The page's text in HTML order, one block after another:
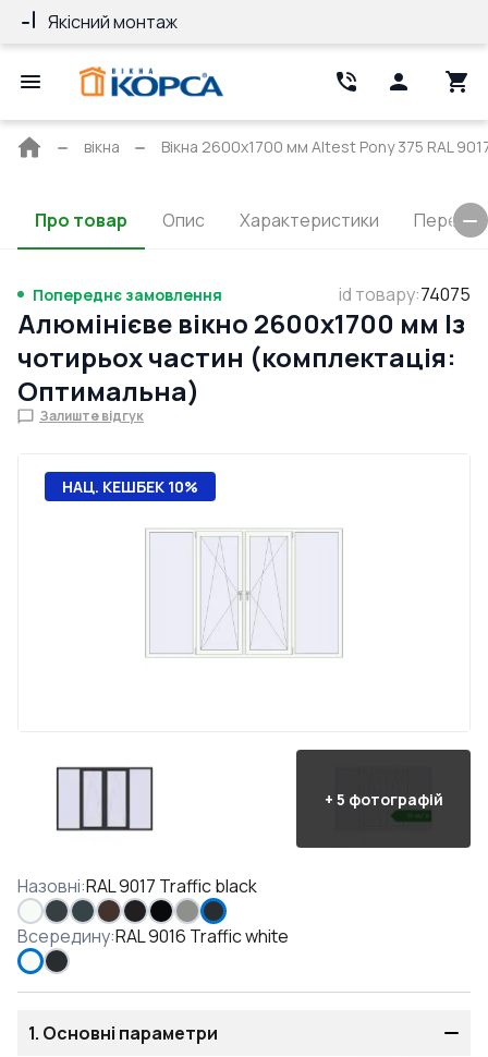
Якісний монтаж
Головна
вікна Вікна 2600x1700 мм Altest Pony 375 RAL
Про товар Опис Характеристики
Попереднє замовлення id товару:74075
Алюмінієве вікно 2600x1700 мм Із
чотирьох частин (комплектація:
Оптимальна)
Залиште відгук
НАЦ. КЕШБЕК 10%
+ 5 фотографій
Назовні:RAL 9017 Traffic black
Всередину:RAL 9016 Traffic white
1. Основні параметри